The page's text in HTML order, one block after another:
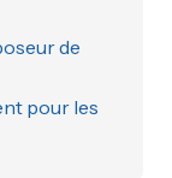
de
pour les